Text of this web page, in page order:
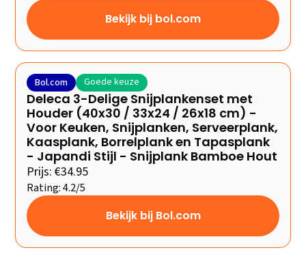
Bekijk bij bol.com
Bol.com Goede keuze
Deleca 3-Delige Snijplankenset met
Houder (40x30 / 33x24 / 26x18 cm) -
Voor Keuken, Snijplanken, Serveerplank,
Kaasplank, Borrelplank en Tapasplank
- Japandi Stijl - Snijplank Bamboe Hout
Prijs: €34.95
Rating: 4.2/5
Bekijk bij Bol.com